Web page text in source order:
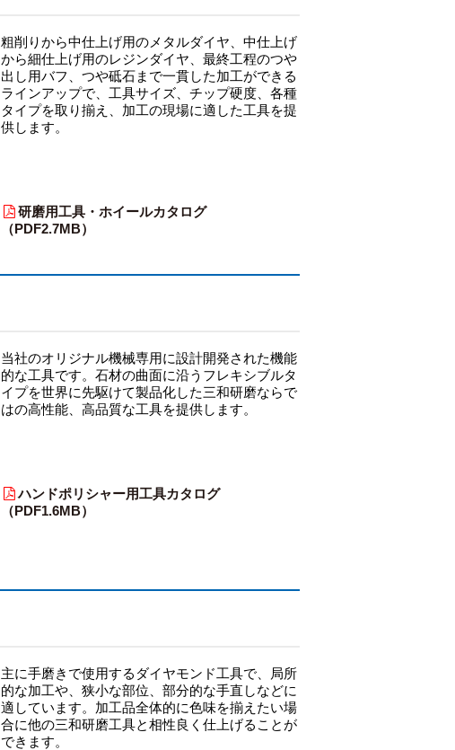
粗削りから中仕上げ用のメタルダイヤ、中仕上げ
から細仕上げ用のレジンダイヤ、最終工程のつや
出し用バフ、つや砥石まで一貫した加工ができる
ラインアップで、工具サイズ、チップ硬度、各種
タイプを取り揃え、加工の現場に適した工具を提
供します。
研磨用工具・ホイールカタログ
（PDF2.7MB）
当社のオリジナル機械専用に設計開発された機能
的な工具です。石材の曲面に沿うフレキシブルタ
イプを世界に先駆けて製品化した三和研磨ならで
はの高性能、高品質な工具を提供します。
ハンドポリシャー用工具カタログ
（PDF1.6MB）
主に手磨きで使用するダイヤモンド工具で、局所
的な加工や、狭小な部位、部分的な手直しなどに
適しています。加工品全体的に色味を揃えたい場
合に他の三和研磨工具と相性良く仕上げることが
できます。